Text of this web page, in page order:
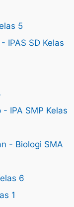
5
IPAS SD Kelas
IPA SMP Kelas
- Biologi SMA
6
1